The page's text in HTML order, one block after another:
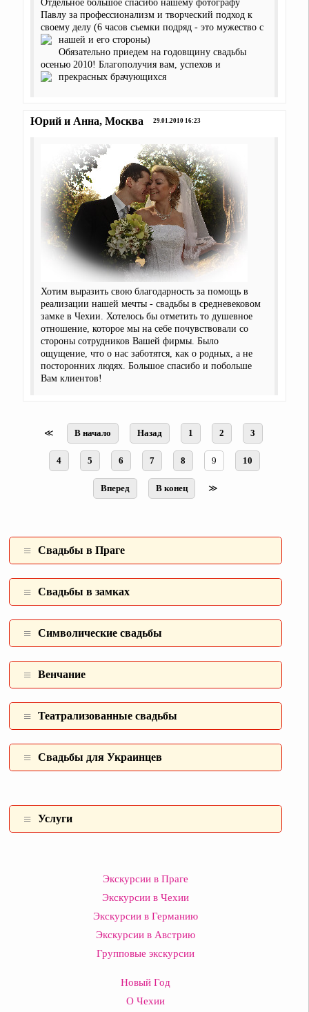
Отдельное большое спасибо нашему фотографу
Павлу за профессионализм и творческий подход к
своему делу (6 часов съемки подряд - это мужество с
нашей и его стороны)
Обязательно приедем на годовщину свадьбы
осенью 2010! Благополучия вам, успехов и
прекрасных брачующихся
Юрий и Анна, Москва 29.01.2010 16:23
Хотим выразить свою благодарность за помощь в
реализации нашей мечты - свадьбы в средневековом
замке в Чехии. Хотелось бы отметить то душевное
отношение, которое мы на себе почувствовали со
стороны сотрудников Вашей фирмы. Было
ощущение, что о нас заботятся, как о родных, а не
посторонних людях. Большое спасибо и побольше
Вам клиентов!
≪ В начало Назад 1 2 3
4 5 6 7 8 9 10
Вперед В конец ≫
Свадьбы в Праге
Свадьбы в замках
Символические свадьбы
Венчание
Театрализованные свадьбы
Свадьбы для Украинцев
Услуги
Экскурсии в Праге
Экскурсии в Чехии
Экскурсии в Германию
Экскурсии в Австрию
Групповые экскурсии
Новый Год
О Чехии